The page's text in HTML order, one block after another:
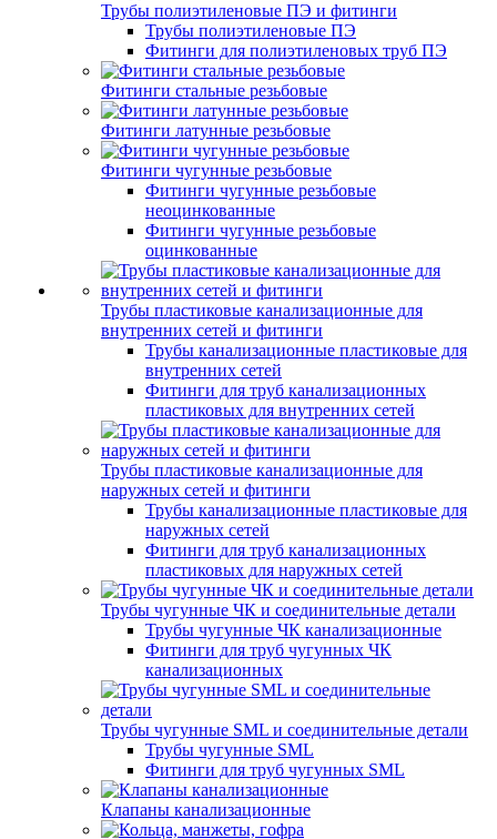
Трубы полиэтиленовые ПЭ и фитинги
Трубы полиэтиленовые ПЭ
Фитинги для полиэтиленовых труб ПЭ
Фитинги стальные резьбовые
Фитинги латунные резьбовые
Фитинги чугунные резьбовые
Фитинги чугунные резьбовые
неоцинкованные
Фитинги чугунные резьбовые
оцинкованные
Трубы пластиковые канализационные для
внутренних сетей и фитинги
Трубы канализационные пластиковые для
внутренних сетей
Фитинги для труб канализационных
пластиковых для внутренних сетей
Трубы пластиковые канализационные для
наружных сетей и фитинги
Трубы канализационные пластиковые для
наружных сетей
Фитинги для труб канализационных
пластиковых для наружных сетей
Трубы чугунные ЧК и соединительные детали
Трубы чугунные ЧК канализационные
Фитинги для труб чугунных ЧК
канализационных
Трубы чугунные SML и соединительные детали
Трубы чугунные SML
Фитинги для труб чугунных SML
Клапаны канализационные